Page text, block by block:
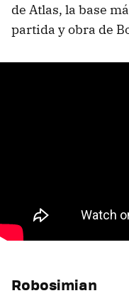
de Atlas, la base
partida y obra de
Robosimian